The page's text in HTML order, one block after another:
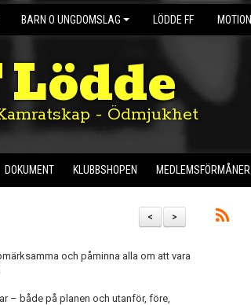
BARN O UNGDOMSLAG LÖDDE FF MOTION
- Ödmjukhet
DOKUMENT KLUBBSHOPEN MEDLEMSFÖRMÅNER
>
<
och påminna alla om att vara
– både på planen och utanför, före,